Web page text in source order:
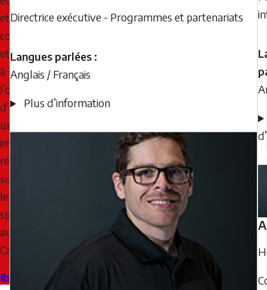
et
courageuse
et
à
l’occasion
d’avoir
un
impact
réel
sur
le
sport
au
Canada.
Directrice exécutive - Programmes et partenariats
Langues parlées :
Anglais / Français
Plus d’information